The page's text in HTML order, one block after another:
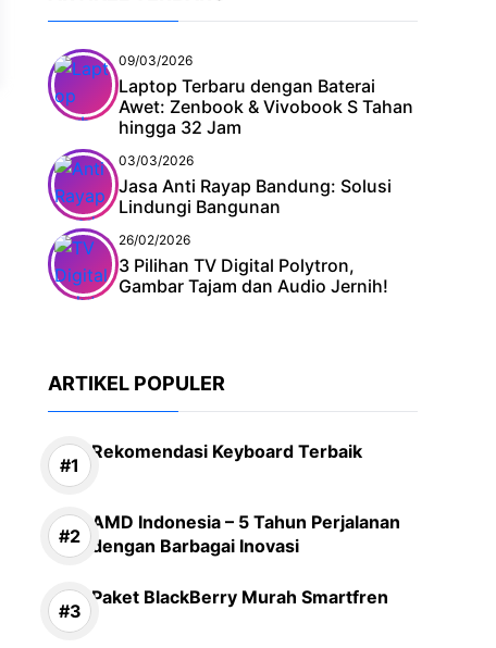
09/03/2026
Laptop Terbaru dengan Baterai
Awet: Zenbook & Vivobook S Tahan
hingga 32 Jam
03/03/2026
Jasa Anti Rayap Bandung: Solusi
Lindungi Bangunan
26/02/2026
3 Pilihan TV Digital Polytron,
Gambar Tajam dan Audio Jernih!
ARTIKEL POPULER
Rekomendasi Keyboard Terbaik
AMD Indonesia – 5 Tahun Perjalanan
dengan Barbagai Inovasi
Paket BlackBerry Murah Smartfren